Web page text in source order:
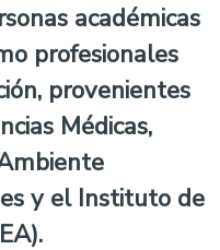
académicas
profesionales
provenientes
Médicas,
y el Instituto de